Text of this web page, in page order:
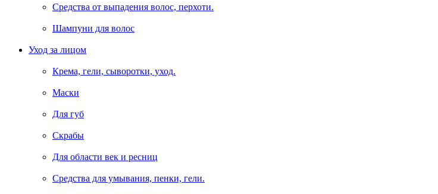
Средства от выпадения волос, перхоти.
Шампуни для волос
Уход за лицом
Крема, гели, сыворотки, уход.
Маски
Для губ
Скрабы
Для области век и ресниц
Средства для умывания, пенки, гели.